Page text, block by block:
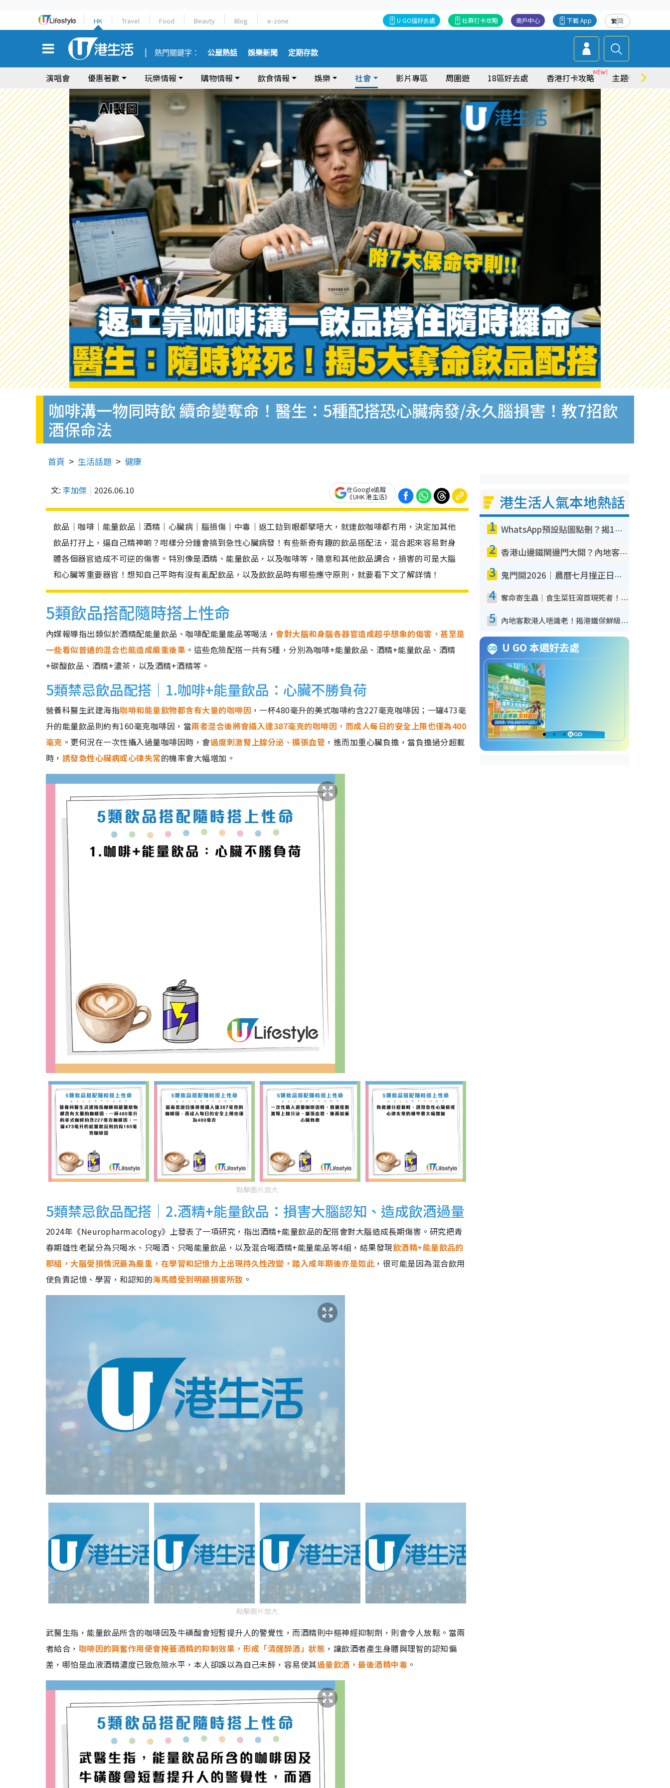
HK Travel Food Beauty Blog e-zone 繁简
下載 App
商戶中心
社群打卡攻略
U GO搵好去處
熱門關鍵字： 公屋熱話 娛樂新聞 定期存款
演唱會 優惠著數 玩樂情報 購物情報 飲食情報 娛樂 社會 影片專區 周圍遊 18區好去處 香港打卡攻略 主題特集
咖啡溝一物同時飲 續命變奪命！醫生：5種配搭恐心臟病發/永久腦損害！教7招飲
酒保命法
首頁 生活話題 健康
文: 李加傑 2026.06.10
在Google追蹤
《UHK 港生活》
飲品｜咖啡｜能量飲品｜酒精｜心臟病｜腦損傷｜中毒｜返工攰到眼都擘唔大，就連飲咖啡都冇用，決定加其他
飲品打孖上，逼自己精神啲？咁樣分分鐘會搞到急性心臟病發！有些新奇有趣的飲品搭配法，混合起來容易對身
體各個器官造成不可逆的傷害。特別像是酒精、能量飲品，以及咖啡等，隨意和其他飲品調合，損害的可是大腦
和心臟等重要器官！想知自己平時有沒有亂配飲品，以及飲飲品時有哪些應守原則，就要看下文了解詳情！
5類飲品搭配隨時搭上性命
內媒報導指出類似於酒精配能量飲品、咖啡配能量能品等喝法，會對大腦和身腦各器官造成超乎想象的傷害，甚至是
一些看似普通的混合也能造成嚴重後果 。這些危險配搭一共有5種，分別為咖啡+能量飲品、酒精+能量飲品、酒精
+碳酸飲品、酒精+濃茶，以及酒精+酒精等。
5類禁忌飲品配搭｜1.咖啡+能量飲品：心臟不勝負荷
營養科醫生武建海指咖啡和能量飲物都含有大量的咖啡因 ，一杯480毫升的美式咖啡約含227毫克咖啡因；一罐473毫
升的能量飲品則約有160毫克咖啡因，當兩者混合後將會攝入達387毫克的咖啡因，而成人每日的安全上限也僅為400
毫克 。更何況在一次性攝入過量咖啡因時，會過度刺激腎上腺分泌、擴張血管 ，進而加重心臟負擔，當負擔過分超載
時， 誘發急性心臟病或心律失常的機率會大幅增加。
點擊圖片放大
5類禁忌飲品配搭｜2.酒精+能量飲品：損害大腦認知、造成飲酒過量
2024年《Neuropharmacology》上發表了一項研究，指出酒精+能量飲品的配搭會對大腦造成長期傷害。研究把青
春期雄性老鼠分為只喝水、只喝酒、只喝能量飲品，以及混合喝酒精+能量能品等4組，結果發現飲酒精+能量飲品的
那組，大腦受損情況最為嚴重，在學習和記憶力上出現持久性改變，踏入成年期後亦是如此，很可能是因為混合飲用
使負責記憶、學習，和認知的海馬體受到明顯損害所致 。
點擊圖片放大
武醫生指，能量飲品所含的咖啡因及牛磺酸會短暫提升人的警覺性，而酒精則中樞神經抑制劑，則會令人放鬆。當兩
者給合， 咖啡因的興奮作用便會掩蓋酒精的抑制效果，形成「清醒醉酒」狀態 ，讓飲酒者產生身體與理智的認知偏
差，哪怕是血液酒精濃度已致危險水平，本人卻誤以為自己未醉，容易使其過量飲酒，最後酒精中毒 。
港生活人氣本地熱話
1 WhatsApp預設貼圖點刪？揭1招「反向操作」還原簡潔介面 附3步實測教學
2 香港山邊鐵閘邊門大開？內地客困惑意義何在！網民神回覆：呢種叫法理性防禦
3 鬼門開2026｜農曆七月撞正日全食特別邪？專家警告切忌做一事！揭4大禁忌+2招保平安
4 奪命寄生蟲｜食生菜狂瀉首現死者！疫潮惡化錄1.8萬宗病例 揭洗菜3大謬誤
5 內地客歎港人唔識老！揭港鐵保鮮級冷氣 港人求放過：咪投訴
U GO 本週好去處